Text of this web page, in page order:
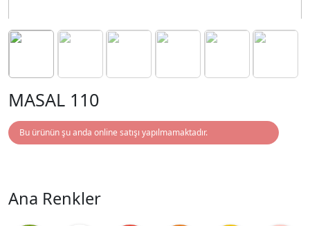
MASAL 110
Bu ürünün şu anda online satışı yapılmamaktadır.
Ana Renkler